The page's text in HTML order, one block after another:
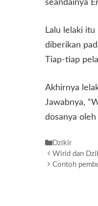
seandainya
Lalu lelaki itu
diberikan
Tiap-tiap
Akhirnya
Jawabnya,
dosanya
Kategori
Dzikir
Wirid dan
Contoh